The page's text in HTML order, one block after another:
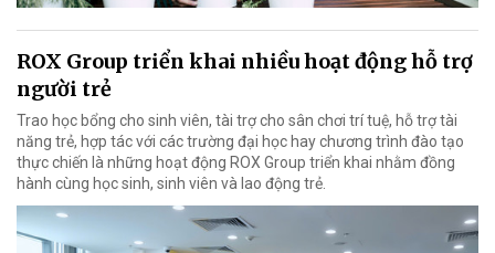
ROX Group triển khai nhiều hoạt động hỗ trợ
người trẻ
Trao học bổng cho sinh viên, tài trợ cho sân chơi trí tuệ, hỗ trợ tài
năng trẻ, hợp tác với các trường đại học hay chương trình đào tạo
thực chiến là những hoạt động ROX Group triển khai nhằm đồng
hành cùng học sinh, sinh viên và lao động trẻ.